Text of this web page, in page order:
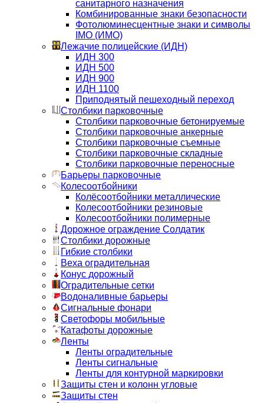
санитарного назначения
Комбинированные знаки безопасности
Фотолюминесцентные знаки и символы
IMO (ИМО)
Лежачие полицейские (ИДН)
ИДН 300
ИДН 500
ИДН 900
ИДН 1100
Приподнятый пешеходный переход
Столбики парковочные
Столбики парковочные бетонируемые
Столбики парковочные анкерные
Столбики парковочные съемные
Столбики парковочные складные
Столбики парковочные переносные
Барьеры парковочные
Колесоотбойники
Колёсоотбойники металлические
Колесоотбойники резиновые
Колесоотбойники полимерные
Дорожное ограждение Солдатик
Столбики дорожные
Гибкие столбики
Веха оградительная
Конус дорожный
Оградительные сетки
Водоналивные барьеры
Сигнальные фонари
Светофоры мобильные
Катафоты дорожные
Ленты
Ленты оградительные
Ленты сигнальные
Ленты для контурной маркировки
Защиты стен и колонн угловые
Защиты стен